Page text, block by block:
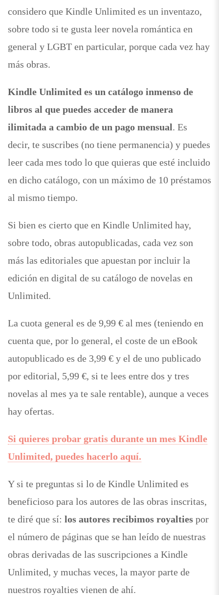
considero que Kindle Unlimited es un inventazo,
sobre todo si te gusta leer novela romántica en
general y LGBT en particular, porque cada vez hay
más obras.
Kindle Unlimited es un catálogo inmenso de
libros al que puedes acceder de manera
ilimitada a cambio de un pago mensual. Es
decir, te suscribes (no tiene permanencia) y puedes
leer cada mes todo lo que quieras que esté incluido
en dicho catálogo, con un máximo de 10 préstamos
al mismo tiempo.
Si bien es cierto que en Kindle Unlimited hay,
sobre todo, obras autopublicadas, cada vez son
más las editoriales que apuestan por incluir la
edición en digital de su catálogo de novelas en
Unlimited.
La cuota general es de 9,99 € al mes (teniendo en
cuenta que, por lo general, el coste de un eBook
autopublicado es de 3,99 € y el de uno publicado
por editorial, 5,99 €, si te lees entre dos y tres
novelas al mes ya te sale rentable), aunque a veces
hay ofertas.
Si quieres probar gratis durante un mes Kindle
Unlimited, puedes hacerlo aquí.
Y si te preguntas si lo de Kindle Unlimited es
beneficioso para los autores de las obras inscritas,
te diré que sí: los autores recibimos royaltiespor
el número de páginas que se han leído de nuestras
obras derivadas de las suscripciones a Kindle
Unlimited, y muchas veces, la mayor parte de
nuestros royalties vienen de ahí.